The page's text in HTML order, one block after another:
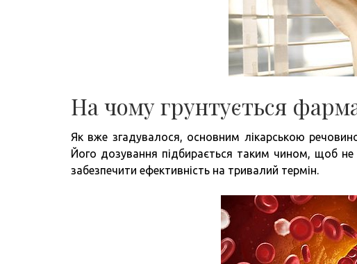
На чому грунтується
Як вже згадувалося, основним лікарською
Його дозування підбирається таким чином, щоб
забезпечити ефективність на тривалий термін.